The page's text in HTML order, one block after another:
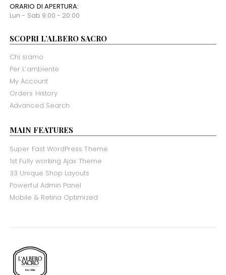
ORARIO DI APERTURA:
Lun - Sab 9:00 - 20:00
SCOPRI L’ALBERO SACRO
Chi siamo
Per L’ambiente
My Account
Orders History
Advanced Search
MAIN FEATURES
Super Fast WordPress Theme
1st Fully working Ajax Theme
33 Unique Shop Layouts
Powerful Admin Panel
Mobile & Retina Optimized